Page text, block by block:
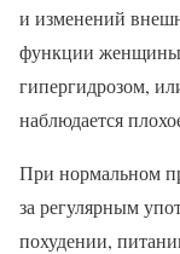
и изменений
функции женщины
гипергидрозом,
наблюдается
При нормальном
за регулярным
похудении,